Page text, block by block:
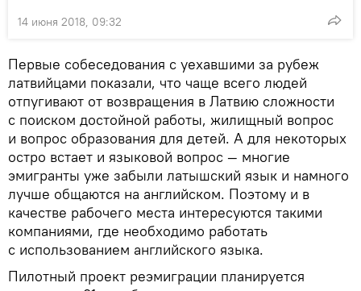
14 июня 2018, 09:32
Первые собеседования с уехавшими за рубеж
латвийцами показали, что чаще всего людей
отпугивают от возвращения в Латвию сложности
с поиском достойной работы, жилищный вопрос
и вопрос образования для детей. А для некоторых
остро встает и языковой вопрос — многие
эмигранты уже забыли латышский язык и намного
лучше общаются на английском. Поэтому и в
качестве рабочего места интересуются такими
компаниями, где необходимо работать
с использованием английского языка.
Пилотный проект реэмиграции планируется